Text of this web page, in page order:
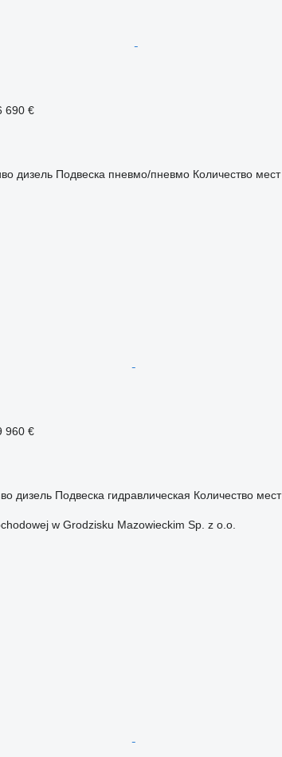
690 €
дизель Подвеска пневмо/пневмо Количество мест
960 €
дизель Подвеска гидравлическая Количество мест
w Grodzisku Mazowieckim Sp. z o.o.